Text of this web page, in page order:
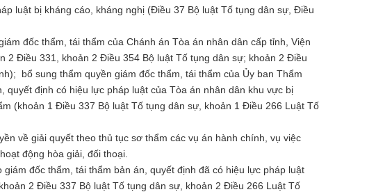
luật bị kháng cáo, kháng nghị (Điều 37 Bộ luật Tố tụng dân sự, Điều
đốc thẩm, tái thẩm của Chánh án Tòa án nhân dân cấp tỉnh, Viện
2 Điều 331, khoản 2 Điều 354 Bộ luật Tố tụng dân sự; khoản 2 Điều
bổ sung thẩm quyền giám đốc thẩm, tái thẩm của Ủy ban Thẩm
quyết định có hiệu lực pháp luật của Tòa án nhân dân khu vực bị
(khoản 1 Điều 337 Bộ luật Tố tụng dân sự, khoản 1 Điều 266 Luật Tố
về giải quyết theo thủ tục sơ thẩm các vụ án hành chính, vụ việc
động hòa giải, đối thoại.
đốc thẩm, tái thẩm bản án, quyết định đã có hiệu lực pháp luật
2 Điều 337 Bộ luật Tố tụng dân sự, khoản 2 Điều 266 Luật Tố